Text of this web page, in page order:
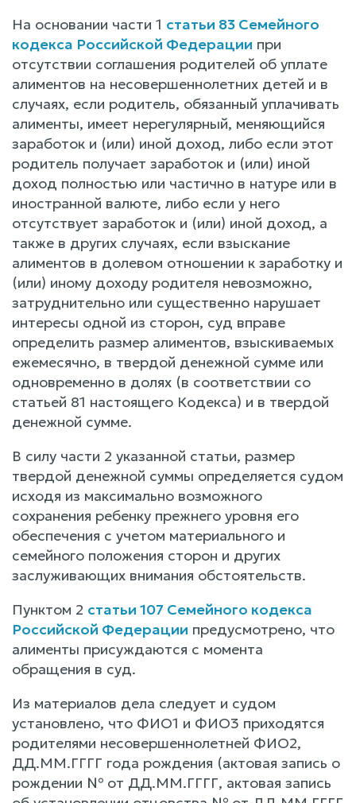
На основании части 1 статьи 83 Семейного
кодекса Российской Федерации при
отсутствии соглашения родителей об уплате
алиментов на несовершеннолетних детей и в
случаях, если родитель, обязанный уплачивать
алименты, имеет нерегулярный, меняющийся
заработок и (или) иной доход, либо если этот
родитель получает заработок и (или) иной
доход полностью или частично в натуре или в
иностранной валюте, либо если у него
отсутствует заработок и (или) иной доход, а
также в других случаях, если взыскание
алиментов в долевом отношении к заработку и
(или) иному доходу родителя невозможно,
затруднительно или существенно нарушает
интересы одной из сторон, суд вправе
определить размер алиментов, взыскиваемых
ежемесячно, в твердой денежной сумме или
одновременно в долях (в соответствии со
статьей 81 настоящего Кодекса) и в твердой
денежной сумме.
В силу части 2 указанной статьи, размер
твердой денежной суммы определяется судом
исходя из максимально возможного
сохранения ребенку прежнего уровня его
обеспечения с учетом материального и
семейного положения сторон и других
заслуживающих внимания обстоятельств.
Пунктом 2 статьи 107 Семейного кодекса
Российской Федерации предусмотрено, что
алименты присуждаются с момента
обращения в суд.
Из материалов дела следует и судом
установлено, что ФИО1 и ФИО3 приходятся
родителями несовершеннолетней ФИО2,
ДД.ММ.ГГГГ года рождения (актовая запись о
рождении № от ДД.ММ.ГГГГ, актовая запись